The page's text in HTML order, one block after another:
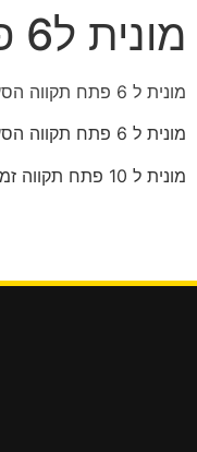
מונית ל6 פתח תקווה
מונית ל 6 פתח תקווה הסעות במרכז
מונית ל 6 פתח תקווה הסעות במוניות גדולות או מיניבוסים
מונית ל 10 פתח תקווה זמינות 24 שעות ביממה מונית במרכז